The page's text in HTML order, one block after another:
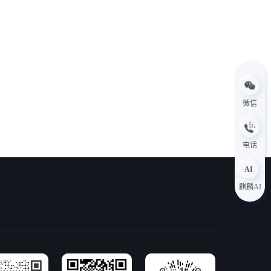
微信
电话
AI
麒麟AI